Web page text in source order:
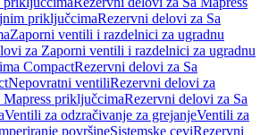
priključcimaRezervni delovi za Sa
Zaporni ventili i razdelnici za ugradnu
za Zaporni ventili i razdelnici za ugradnu
CompactRezervni delovi za Sa
Nepovratni ventiliRezervni delovi za
Mapress priključcimaRezervni delovi za Sa
Ventili za odzračivanje za grejanjeVentili za
površineSistemske ceviRezervni